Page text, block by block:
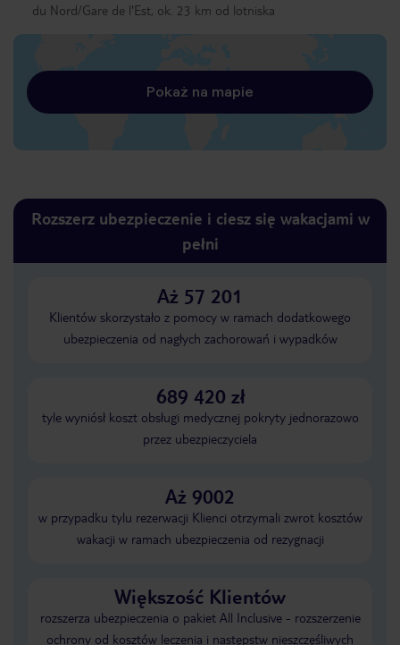
du Nord/Gare de l'Est, ok. 23 km od lotniska
Pokaż na mapie
Rozszerz ubezpieczenie i ciesz się wakacjami w
pełni
Aż 57 201
Klientów skorzystało z pomocy w ramach dodatkowego
ubezpieczenia od nagłych zachorowań i wypadków
689 420 zł
tyle wyniósł koszt obsługi medycznej pokryty jednorazowo
przez ubezpieczyciela
Aż 9002
w przypadku tylu rezerwacji Klienci otrzymali zwrot kosztów
wakacji w ramach ubezpieczenia od rezygnacji
Większość Klientów
rozszerza ubezpieczenia o pakiet All Inclusive - rozszerzenie
ochrony od kosztów leczenia i następstw nieszczęśliwych